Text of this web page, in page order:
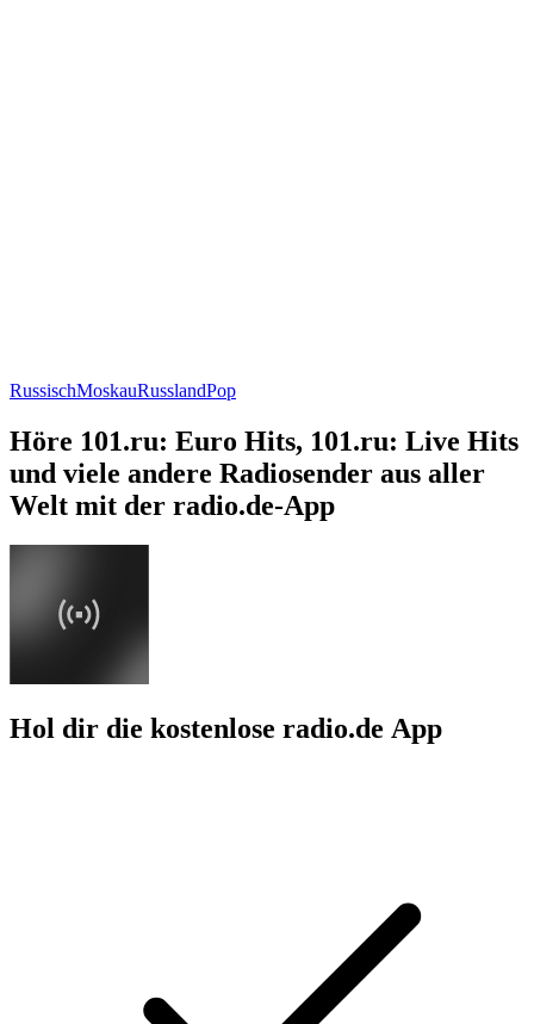
RussischMoskauRusslandPop
Höre 101.ru: Euro Hits, 101.ru: Live Hits
und viele andere Radiosender aus aller
Welt mit der radio.de-App
Hol dir die kostenlose radio.de App